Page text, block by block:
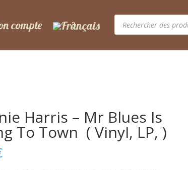
compte
Recherche
produits
Harris – Mr Blues Is
To Town ‎ ( Vinyl, LP, )